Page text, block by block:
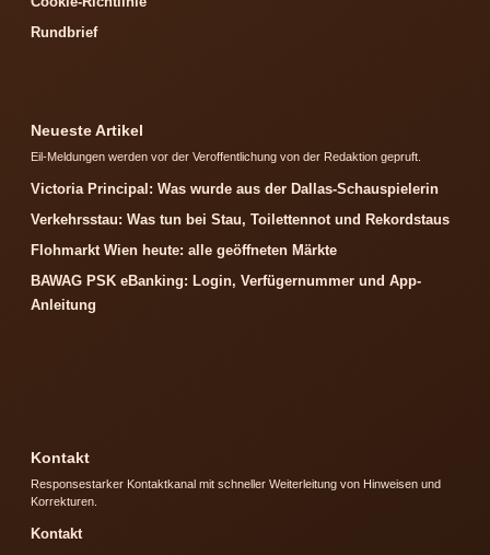
Rundbrief
Neueste Artikel
Eil-Meldungen werden vor der Veroffentlichung von der Redaktion gepruft.
Victoria Principal: Was wurde aus der Dallas-Schauspielerin
Verkehrsstau: Was tun bei Stau, Toilettennot und Rekordstaus
Flohmarkt Wien heute: alle geöffneten Märkte
BAWAG PSK eBanking: Login, Verfügernummer und App-
Anleitung
Kontakt
Responsestarker Kontaktkanal mit schneller Weiterleitung von Hinweisen und
Korrekturen.
Kontakt